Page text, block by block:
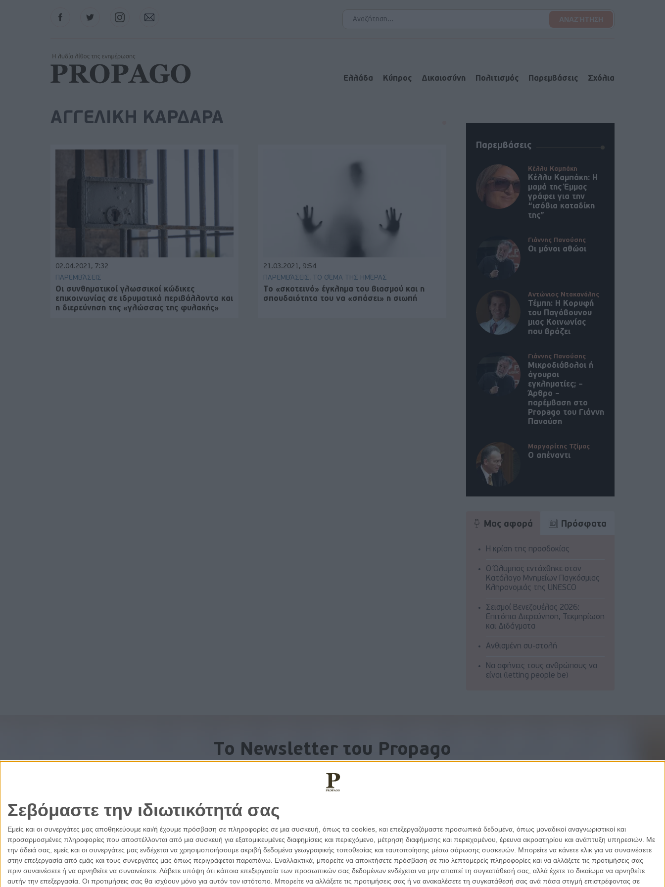
Σεβόμαστε την ιδιωτικότητά σας
Εμείς και οι συνεργάτες μας αποθηκεύουμε και/ή έχουμε πρόσβαση σε πληροφορίες σε μια συσκευή, όπως τα cookies, και επεξεργαζόμαστε προσωπικά δεδομένα, όπως μοναδικοί αναγνωριστικοί και
προσαρμοσμένες πληροφορίες που αποστέλλονται από μια συσκευή για εξατομικευμένες διαφημίσεις και περιεχόμενο, μέτρηση διαφήμισης και περιεχομένου, έρευνα ακροατηρίου και ανάπτυξη υπηρεσιών. Με
την άδειά σας, εμείς και οι συνεργάτες μας ενδέχεται να χρησιμοποιήσουμε ακριβή δεδομένα γεωγραφικής τοποθεσίας και ταυτοποίησης μέσω σάρωσης συσκευών. Μπορείτε να κάνετε κλικ για να συναινέσετε
στην επεξεργασία από εμάς και τους συνεργάτες μας όπως περιγράφεται παραπάνω. Εναλλακτικά, μπορείτε να αποκτήσετε πρόσβαση σε πιο λεπτομερείς πληροφορίες και να αλλάξετε τις προτιμήσεις σας
πριν συναινέσετε ή να αρνηθείτε να συναινέσετε. Λάβετε υπόψη ότι κάποια επεξεργασία των προσωπικών σας δεδομένων ενδέχεται να μην απαιτεί τη συγκατάθεσή σας, αλλά έχετε το δικαίωμα να αρνηθείτε
αυτήν την επεξεργασία. Οι προτιμήσεις σας θα ισχύουν μόνο για αυτόν τον ιστότοπο. Μπορείτε να αλλάξετε τις προτιμήσεις σας ή να ανακαλέσετε τη συγκατάθεσή σας ανά πάσα στιγμή επιστρέφοντας σε
FacebookTwitter InstagramContact
Ελλάδα Κύπρος Δικαιοσύνη Πολιτισμός Παρεμβάσεις Σχόλια
ΑΓΓΕΛΙΚΗ ΚΑΡΔΑΡΑ
02.04.2021, 7:32
ΠΑΡΕΜΒΆΣΕΙΣ
Οι συνθηματικοί γλωσσικοί κώδικες
επικοινωνίας σε ιδρυματικά περιβάλλοντα και
η διερεύνηση της «γλώσσας της φυλακής»
21.03.2021, 9:54
ΠΑΡΕΜΒΆΣΕΙΣ, ΤΟ ΘΈΜΑ ΤΗΣ ΗΜΈΡΑΣ
Το «σκοτεινό» έγκλημα του βιασμού και η
σπουδαιότητα του να «σπάσει» η σιωπή
Παρεμβάσεις
Κέλλυ Καμπάκη
Κέλλυ Καμπάκη: Η
μαμά της Έμμας
γράφει για την
“ισόβια καταδίκη
της”
Γιάννης Πανούσης
Οι μόνοι αθώοι
Αντώνιος Ντακανάλης
Τέμπη: Η Κορυφή
του Παγόβουνου
μιας Κοινωνίας
που βράζει
Γιάννης Πανούσης
Μικροδιάβολοι ή
άγουροι
εγκληματίες; –
Άρθρο –
παρέμβαση στο
Propago του Γιάννη
Πανούση
Μαργαρίτης Τζίμας
Ο απέναντι
Μας αφορά Πρόσφατα
Η κρίση της προσδοκίας
Ο Όλυμπος εντάχθηκε στον
Κατάλογο Μνημείων Παγκόσμιας
Κληρονομιάς της UNESCO
Σεισμοί Βενεζουέλας 2026:
Επιτόπια Διερεύνηση, Τεκμηρίωση
και Διδάγματα
Ανθισμένη συ-στολή
Να αφήνεις τους ανθρώπους να
είναι (letting people be)
To Newsletter του Propago
Λάβετε την ανάλυση της ημέρας στο email σας
Ελλάδα Κύπρος Δικαιοσύνη Πολιτισμός Παρεμβάσεις Designed by Porcupine Colors-Developed by Joinweb